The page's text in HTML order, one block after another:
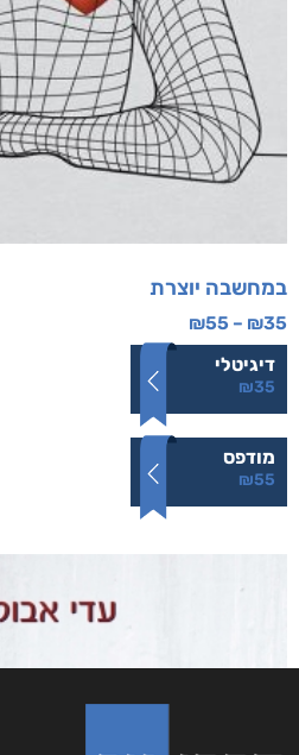
במחשבה יוצרת
₪35
–
₪55
דיגיטלי
₪35
מודפס
₪55